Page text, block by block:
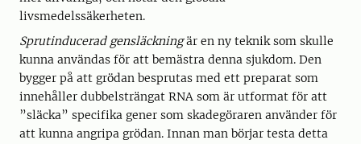
livsmedelssäkerheten.
Sprutinducerad gensläckningär en ny teknik som skulle
kunna användas för att bemästra denna sjukdom. Den
bygger på att grödan besprutas med ett preparat som
innehåller dubbelsträngat RNA som är utformat för att
”släcka” specifika gener som skadegöraren använder för
att kunna angripa grödan. Innan man börjar testa detta